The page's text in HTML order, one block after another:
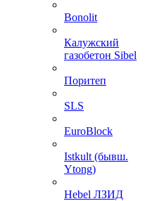
Bonolit
Калужский
газобетон Sibel
Поритеп
SLS
EuroBlock
Istkult (бывш.
Ytong)
Hebel ЛЗИД